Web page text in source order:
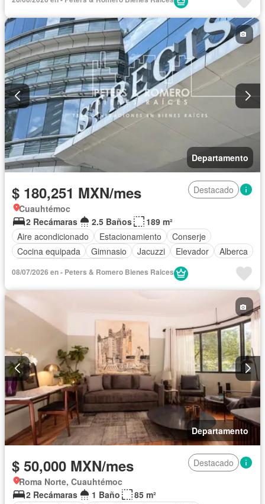
Departamento
$ 180,251 MXN/mes
Destacado
Cuauhtémoc
2 Recámaras
2.5 Baños
189 m²
Aire acondicionado
Estacionamiento
Conserje
Cocina equipada
Gimnasio Jacuzzi Elevador
Alberca
08/07/2026 en - Peters & Romero Bienes Raices
Departamento
$ 50,000 MXN/mes
Destacado
Roma Norte, Cuauhtémoc
2 Recámaras
1 Baño
85 m²